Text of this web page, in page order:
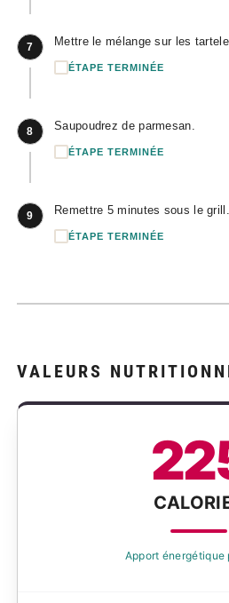
7 Mettre le mélange sur les
ÉTAPE TERMINÉE
8 Saupoudrez de parmesan.
ÉTAPE TERMINÉE
9 Remettre 5 minutes sous le grill.
ÉTAPE TERMINÉE
VALEURS
Apport énergétique